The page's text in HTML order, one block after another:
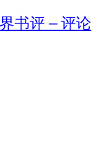
书评 – 评论